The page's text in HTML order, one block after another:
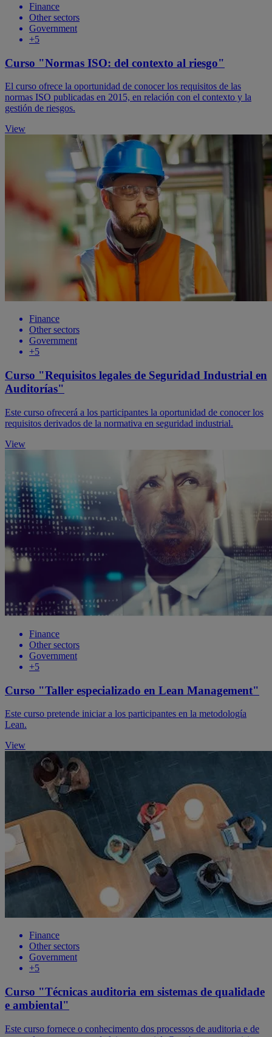
Finance
Other sectors
Government
+5
Curso "Normas ISO: del contexto al riesgo"
El curso ofrece la oportunidad de conocer los requisitos de las
normas ISO publicadas en 2015, en relación con el contexto y la
gestión de riesgos.
View
Finance
Other sectors
Government
+5
Curso "Requisitos legales de Seguridad Industrial en
Auditorías"
Este curso ofrecerá a los participantes la oportunidad de conocer los
requisitos derivados de la normativa en seguridad industrial.
View
Finance
Other sectors
Government
+5
Curso "Taller especializado en Lean Management"
Este curso pretende iniciar a los participantes en la metodología
Lean.
View
Finance
Other sectors
Government
+5
Curso "Técnicas auditoria em sistemas de qualidade
e ambiental"
Este curso fornece o conhecimento dos processos de auditoria e de